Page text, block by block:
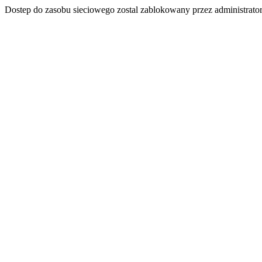
Dostep do zasobu sieciowego zostal zablokowany przez